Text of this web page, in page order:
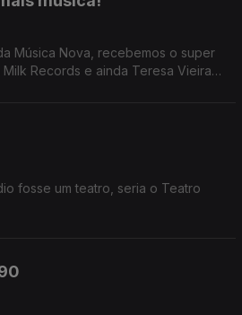
Música Nova, recebemos o super
Records e ainda Teresa Vieira
fosse um teatro, seria o Teatro